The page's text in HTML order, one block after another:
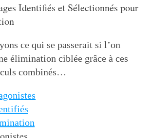
Identifiés et Sélectionnés pour
ce qui se passerait si l’on
élimination ciblée grâce à ces
combinés…